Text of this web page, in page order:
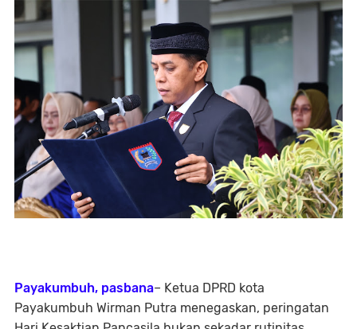
Payakumbuh, pasbana– Ketua DPRD kota
Payakumbuh Wirman Putra menegaskan, peringatan